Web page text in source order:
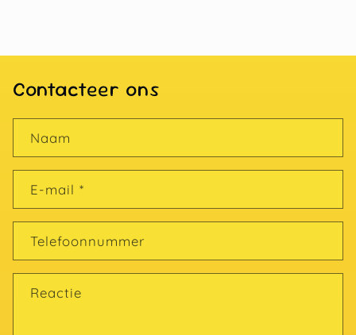
Contacteer ons
Naam
E‑mail*
Telefoonnummer
Reactie